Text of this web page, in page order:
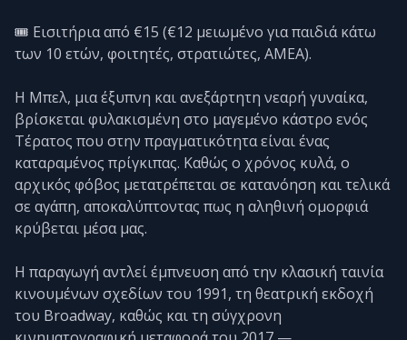
🎟️ Εισιτήρια από €15 (€12 μειωμένο για παιδιά κάτω
των 10 ετών, φοιτητές, στρατιώτες, ΑΜΕΑ).
Η Μπελ, μια έξυπνη και ανεξάρτητη νεαρή γυναίκα,
βρίσκεται φυλακισμένη στο μαγεμένο κάστρο ενός
Τέρατος που στην πραγματικότητα είναι ένας
καταραμένος πρίγκιπας. Καθώς ο χρόνος κυλά, ο
αρχικός φόβος μετατρέπεται σε κατανόηση και τελικά
σε αγάπη, αποκαλύπτοντας πως η αληθινή ομορφιά
κρύβεται μέσα μας.
Η παραγωγή αντλεί έμπνευση από την κλασική ταινία
κινουμένων σχεδίων του 1991, τη θεατρική εκδοχή
του Broadway, καθώς και τη σύγχρονη